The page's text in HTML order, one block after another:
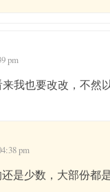
pm
我也要改改，不然
pm
是少数，大部份都